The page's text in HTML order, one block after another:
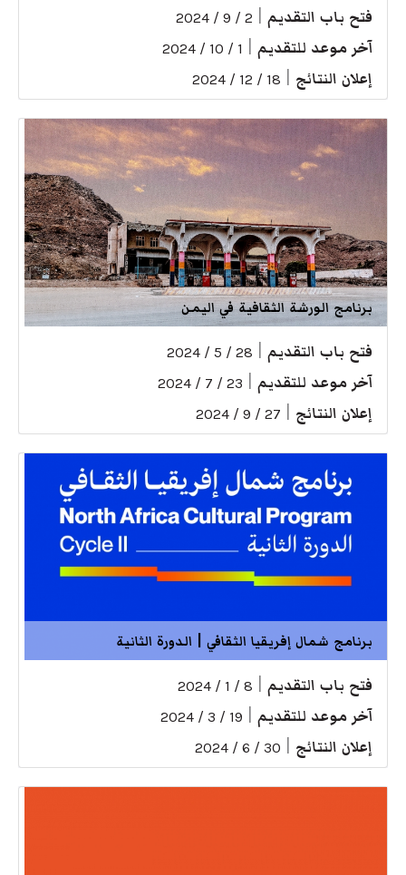
فتح باب التقديم 2 / 9 / 2024
آخر موعد للتقديم 1 / 10 / 2024
إعلان النتائج 18 / 12 / 2024
برنامج الورشة الثقافية في اليمن
فتح باب التقديم 28 / 5 / 2024
آخر موعد للتقديم 23 / 7 / 2024
إعلان النتائج 27 / 9 / 2024
برنامج شمال إفريقيا الثقافي | الدورة الثانية
فتح باب التقديم 8 / 1 / 2024
آخر موعد للتقديم 19 / 3 / 2024
إعلان النتائج 30 / 6 / 2024